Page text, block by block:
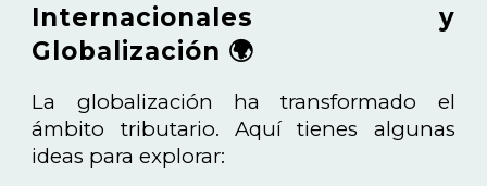
Internacionales y
Globalización 🌍
La globalización ha transformado el
ámbito tributario. Aquí tienes algunas
ideas para explorar: